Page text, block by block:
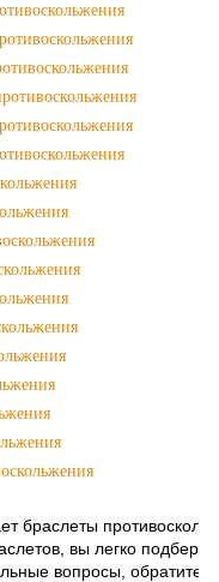
браслеты
вы легко
вопросы,